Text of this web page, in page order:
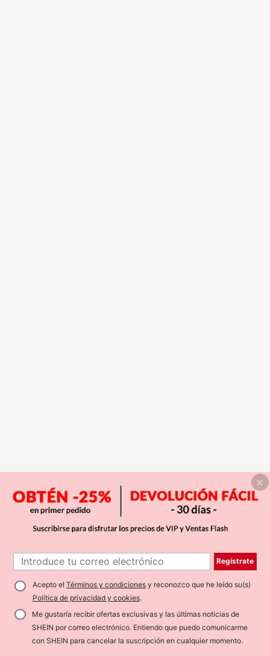
Regístrate
Acepto el Términos y condicionesy reconozco que he leído su(s)
Política de privacidad y cookies.
Me gustaría recibir ofertas exclusivas y las últimas noticias de
SHEIN por correo electrónico. Entiendo que puedo comunicarme
con SHEIN para cancelar la suscripción en cualquier momento.